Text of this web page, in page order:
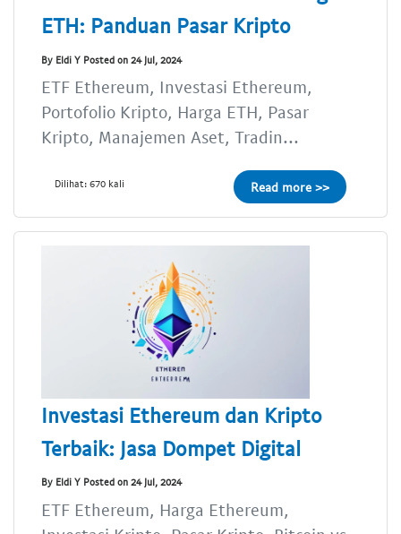
ETH: Panduan Pasar Kripto
By Eldi Y Posted on 24 Jul, 2024
ETF Ethereum, Investasi Ethereum,
Portofolio Kripto, Harga ETH, Pasar
Kripto, Manajemen Aset, Tradin...
Dilihat: 670 kali Read more >>
Investasi Ethereum dan Kripto
Terbaik: Jasa Dompet Digital
By Eldi Y Posted on 24 Jul, 2024
ETF Ethereum, Harga Ethereum,